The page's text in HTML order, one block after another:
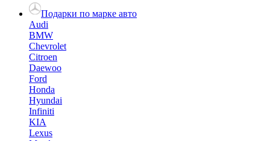
Подарки по марке авто
Audi
BMW
Chevrolet
Citroen
Daewoo
Ford
Honda
Hyundai
Infiniti
KIA
Lexus